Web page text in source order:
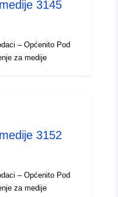
2006
3145
– Općenito Pod
za medije
3152
– Općenito Pod
za medije